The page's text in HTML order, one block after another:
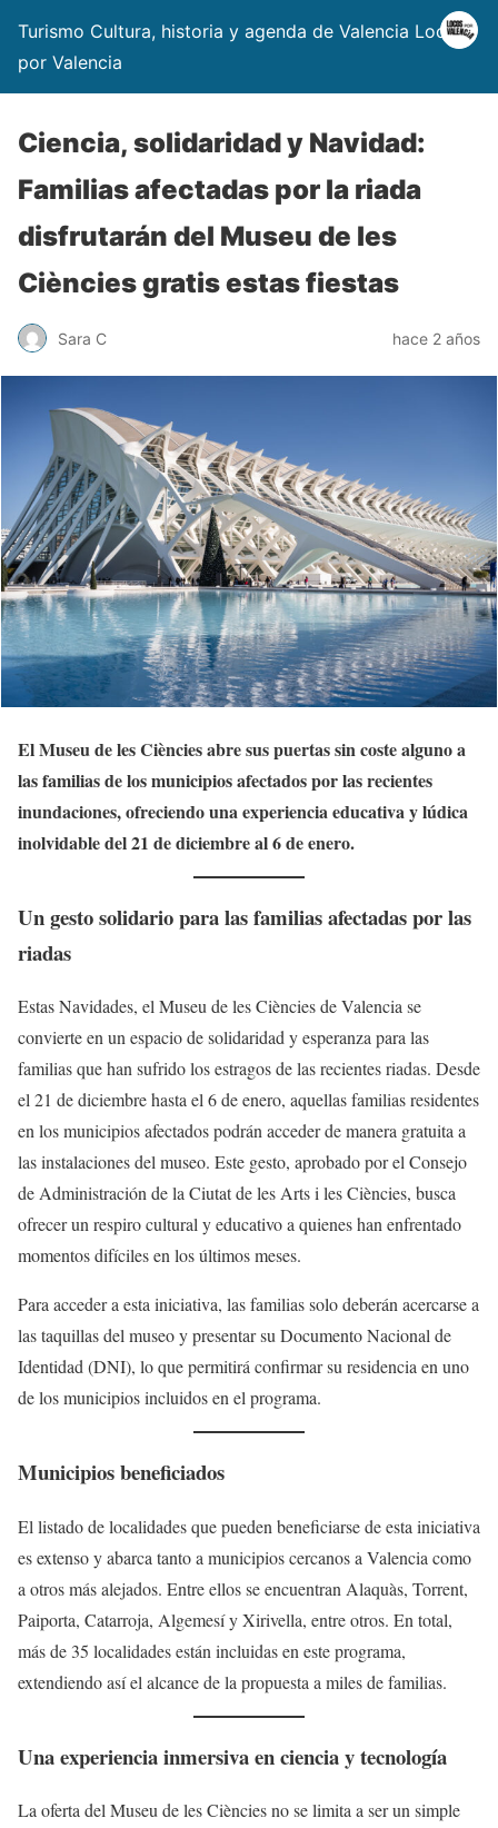
Turismo Cultura, historia y agenda de Valencia Locos
por Valencia
Ciencia, solidaridad y Navidad:
Familias afectadas por la riada
disfrutarán del Museu de les
Ciències gratis estas fiestas
Sara C hace 2 años
El Museu de les Ciències abre sus puertas sin coste alguno a
las familias de los municipios afectados por las recientes
inundaciones, ofreciendo una experiencia educativa y lúdica
inolvidable del 21 de diciembre al 6 de enero.
Un gesto solidario para las familias afectadas por las
riadas
Estas Navidades, el Museu de les Ciències de Valencia se
convierte en un espacio de solidaridad y esperanza para las
familias que han sufrido los estragos de las recientes riadas. Desde
el 21 de diciembre hasta el 6 de enero, aquellas familias residentes
en los municipios afectados podrán acceder de manera gratuita a
las instalaciones del museo. Este gesto, aprobado por el Consejo
de Administración de la Ciutat de les Arts i les Ciències, busca
ofrecer un respiro cultural y educativo a quienes han enfrentado
momentos difíciles en los últimos meses.
Para acceder a esta iniciativa, las familias solo deberán acercarse a
las taquillas del museo y presentar su Documento Nacional de
Identidad (DNI), lo que permitirá confirmar su residencia en uno
de los municipios incluidos en el programa.
Municipios beneficiados
El listado de localidades que pueden beneficiarse de esta iniciativa
es extenso y abarca tanto a municipios cercanos a Valencia como
a otros más alejados. Entre ellos se encuentran Alaquàs, Torrent,
Paiporta, Catarroja, Algemesí y Xirivella, entre otros. En total,
más de 35 localidades están incluidas en este programa,
extendiendo así el alcance de la propuesta a miles de familias.
Una experiencia inmersiva en ciencia y tecnología
La oferta del Museu de les Ciències no se limita a ser un simple